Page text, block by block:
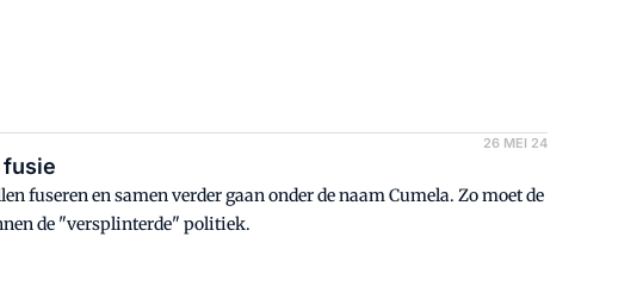
26 MEI 24
fusie
fuseren en samen verder gaan onder de naam Cumela. Zo moet de
de "versplinterde" politiek.